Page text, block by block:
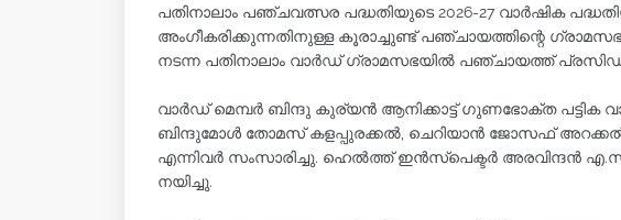
പതിനാലാം പഞ്ചവത്സര പദ്ധതിയുടെ 2026-27 വാർഷിക
അംഗീകരിക്കുന്നതിനുള്ള കൂരാച്ചുണ്ട് പഞ്ചായത്തിന്റെ
നടന്ന പതിനാലാം വാർഡ് ഗ്രാമസഭയിൽ പഞ്ചായത്ത്‌
വാർഡ് മെമ്പർ ബിന്ദു കുര്യൻ ആനിക്കാട്ട് ഗുണഭോക്ത പട്ടിക
ബിന്ദുമോൾ തോമസ് കളപ്പുരക്കൽ, ചെറിയാൻ ജോസഫ്
എന്നിവർ സംസാരിച്ചു. ഹെൽത്ത്‌ ഇൻസ്‌പെക്ടർ അരവിന്ദൻ
നയിച്ചു.